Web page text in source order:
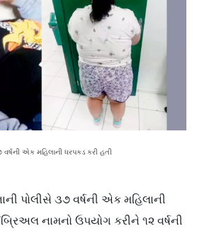
વર્ષની એક મહિલાની ધરપકડ કરી હતી
પોલીસે ૩૭ વર્ષની એક મહિલાની
નામનો ઉપયોગ કરીને ૧૨ વર્ષની